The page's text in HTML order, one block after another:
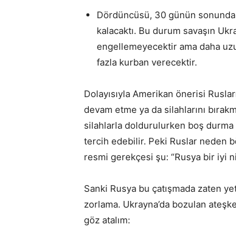
Dördüncüsü, 30 günün
kalacaktı. Bu durum savaşın
engellemeyecektir ama daha
fazla kurban verecektir.
Dolayısıyla Amerikan önerisi
devam etme ya da silahlarını
silahlarla doldurulurken boş durma
tercih edebilir. Peki Ruslar neden
resmi gerekçesi şu: “Rusya bir iyi
Sanki Rusya bu çatışmada zaten
zorlama. Ukrayna’da bozulan
göz atalım: